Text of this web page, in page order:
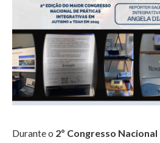
Durante o 2º Congresso